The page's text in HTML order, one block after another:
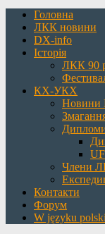
Головна
ЛКК новини
DX-info
Історія
ЛКК 90
КХ-УКХ
Новини
Члени
Контакти
Форум
W języku